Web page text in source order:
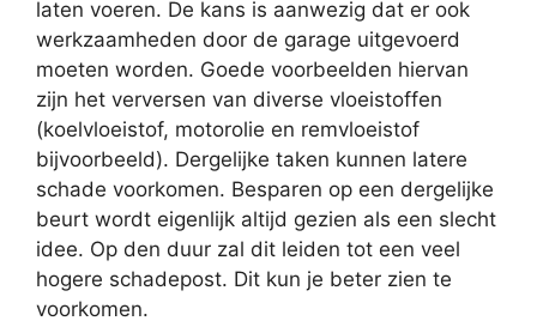
laten voeren. De kans is aanwezig dat er ook
werkzaamheden door de garage uitgevoerd
moeten worden. Goede voorbeelden hiervan
zijn het verversen van diverse vloeistoffen
(koelvloeistof, motorolie en remvloeistof
bijvoorbeeld). Dergelijke taken kunnen latere
schade voorkomen. Besparen op een dergelijke
beurt wordt eigenlijk altijd gezien als een slecht
idee. Op den duur zal dit leiden tot een veel
hogere schadepost. Dit kun je beter zien te
voorkomen.